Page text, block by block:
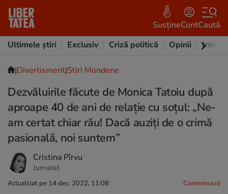
SusțineContCaută
Ultimele știri
Exclusiv Criză politică Opinii
|Divertisment|Stiri Mondene
Dezvăluirile făcute de Monica Tatoiu după
aproape 40 de ani de relație cu soțul: „Ne-
am certat chiar rău! Dacă auziți de o crimă
pasională, noi suntem”
Cristina Pîrvu
Jurnalist
Actualizat pe 14 dec. 2022, 11:08 Comentează